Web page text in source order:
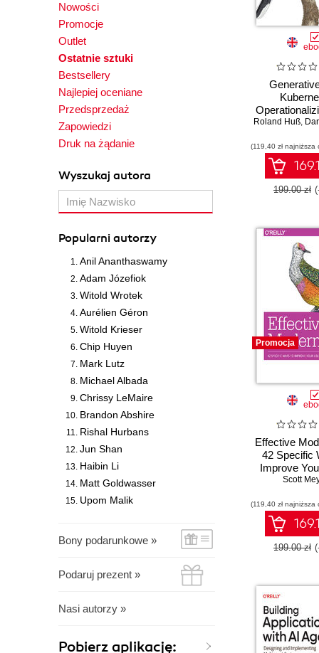
Nowości
Promocje
Outlet
Ostatnie sztuki
Bestsellery
Najlepiej oceniane
Przedsprzedaż
Zapowiedzi
Druk na żądanie
Wyszukaj autora
Popularni autorzy
Anil Ananthaswamy
Adam Józefiok
Witold Wrotek
Aurélien Géron
Witold Krieser
Chip Huyen
Mark Lutz
Michael Albada
Chrissy LeMaire
Brandon Abshire
Rishal Hurbans
Jun Shan
Haibin Li
Matt Goldwasser
Upom Malik
Bony podarunkowe »
Podaruj prezent »
Nasi autorzy »
Pobierz aplikację:
Language
Roland Huß,
(119,40 zł
199.00 zł
Promocja
Effective
42 Specific
Improve
C++11 and
Scott
(119,40 zł
199.00 zł